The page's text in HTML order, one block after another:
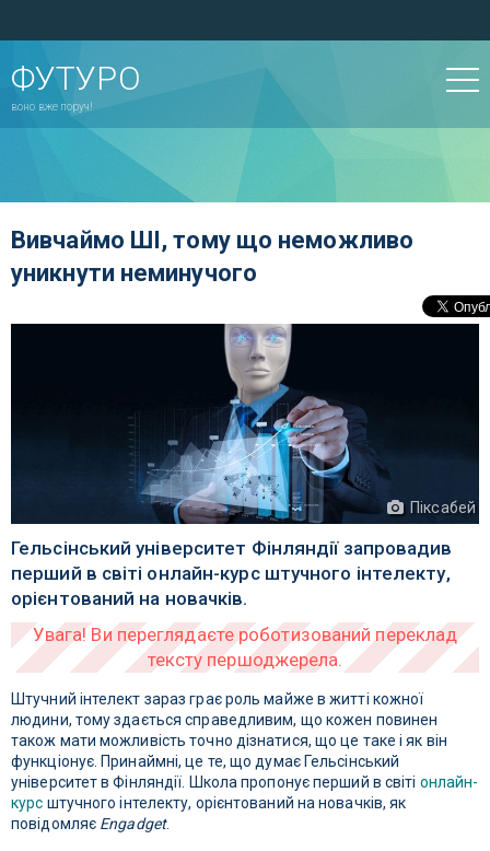
ФУТУРО
воно вже поруч!
Вивчаймо ШІ, тому що неможливо
уникнути неминучого
Піксабей
Гельсінський університет Фінляндії запровадив
перший в світі онлайн-курс штучного інтелекту,
орієнтований на новачків.
Штучний інтелект зараз грає роль майже в житті кожної
людини, тому здається справедливим, що кожен повинен
також мати можливість точно дізнатися, що це таке і як він
функціонує. Принаймні, це те, що думає Гельсінський
університет в Фінляндії. Школа пропонує перший в світі онлайн-
курс штучного інтелекту, орієнтований на новачків, як
повідомляє Engadget.